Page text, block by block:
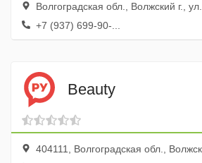
Волгоградская обл., Волжский г.,
+7 (937) 699-90-...
Beauty
404111, Волгоградская обл., Волжский